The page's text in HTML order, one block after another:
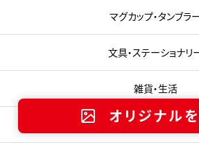
オリジナル
マグカップ・タンブラ
文具・ステーショナリ
雑貨・生活
ソックス